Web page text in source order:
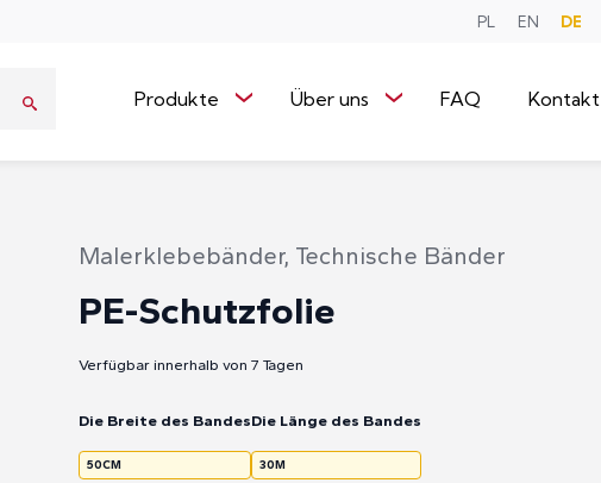
Ändern
die
PL EN DE
Produkte Über uns FAQ Kontakt
Werbeaktionen Verpackungsklebebänder
Malerklebebänder, Technische Bänder
PE-Schutzfolie
Verfügbar innerhalb von 7 Tagen
Die Breite des Bandes
50CM
Die Länge des Bandes
30M